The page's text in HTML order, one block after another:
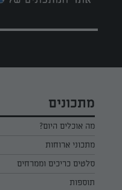
מתכונים
מה אוכלים היום?
מתכוני ארוחות
ארוחת בוקר
ארוחת צהריים
סלטים כריכים וממרחים
כל הסלטים כריכים וממרחים
תוספות